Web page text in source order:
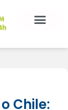
Chile: